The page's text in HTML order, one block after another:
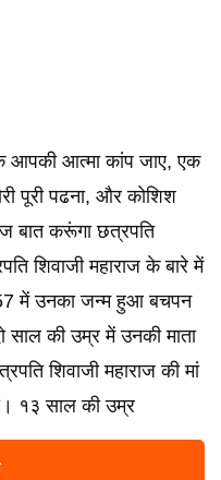
आपकी आत्मा कांप जाए, एक
पूरी पढना, और कोशिश
करूंगा छत्रपति
शिवाजी महाराज के बारे में
में उनका जन्म हुआ बचपन
की उम्र में उनकी माता
शिवाजी महाराज की मां
१३ साल की उम्र